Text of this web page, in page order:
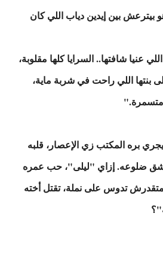
بيترعش بين إيدين دياب اللي كان
عنيا شافتها.. السرايا كلها مقلوبة،
بنتها اللي راحت في شربة ماية،
بره المكتب زي الإعصار، قلبه
ضلوعه. إزاي "ليلى"، حب عمره
متقدرش تدوس على نملة، تقتل أخته